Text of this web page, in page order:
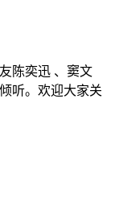
奕迅 、窦文
欢迎大家关